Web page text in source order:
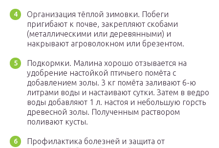
Организация тёплой зимовки. Побеги
пригибают к почве, закрепляют скобами
(металлическими или деревянными) и
накрывают агроволокном или брезентом.
Подкормки. Малина хорошо отзывается на
удобрение настойкой птичьего помёта с
добавлением золы. 3 кг помёта заливают 6-ю
литрами воды и настаивают сутки. Затем в ведро
воды добавляют 1 л. настоя и небольшую горсть
древесной золы. Полученным раствором
поливают кусты.
Профилактика болезней и защита от